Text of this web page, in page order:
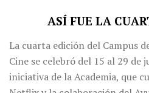
ASÍ FUE LA
La cuarta edición del Campus
Cine se celebró del 15 al 29 de
iniciativa de la Academia, que